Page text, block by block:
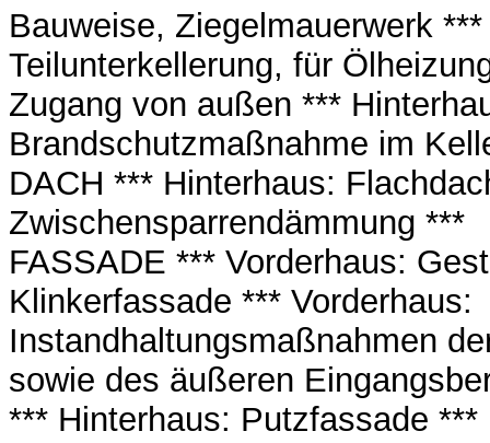
Bauweise, Ziegelmauerwerk
Teilunterkellerung, für
Zugang von außen ***
Brandschutzmaßnahme im
DACH *** Hinterhaus:
Zwischensparrendämmung ***
FASSADE *** Vorderhaus:
Klinkerfassade *** Vorderhaus:
Instandhaltungsmaßnahmen
sowie des äußeren
*** Hinterhaus: Putzfassade ***